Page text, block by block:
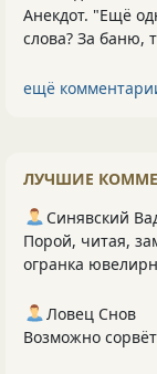
Анекдот. "Ещё
слова? За баню,
ещё
ЛУЧШИЕ
Синявский
Порой, читая,
огранка
Ловец Снов
Возможно